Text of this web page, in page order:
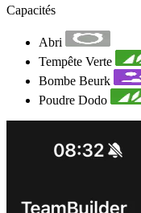
Capacités
Abri
Tempête Verte
Bombe Beurk
Poudre Dodo